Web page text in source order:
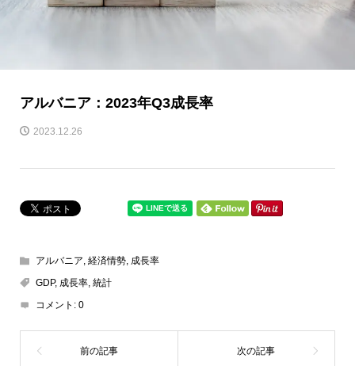
アルバニア：2023年Q3成長率
2023.12.26
アルバニア 経済情勢, 成長率
GDP, 成長率, 統計
コメント: 0